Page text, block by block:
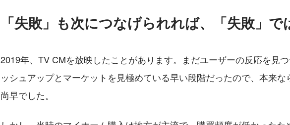
「失敗」も次につなげられれば、「失敗」で
2019年、TV CMを放映したことがあります。まだユーザーの反応を見
ッシュアップとマーケットを見極めている早い段階だったので、本来な
尚早でした。